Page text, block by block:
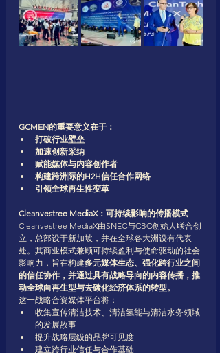
GCMEN的重要意义在于：
打破行业壁垒
加速创新采纳
赋能媒体与内容创作者
构建跨洲际的H2H信任合作网络
引领全球再生性变革
Cleanvestree MediaX：可持续影响的传播模式
Cleanvestree MediaX由SNEC与CBC创始人联合创
立，总部设于新加坡，并在全球各大洲设有代表
处。其商业模式兼顾可持续盈利与使命驱动的社会
影响力，旨在构建多元媒体生态、强化跨行业之间
的信任协作，并通过具有战略导向的内容传播，推
动全球向再生型与去碳化经济体系的转型。
这一战略合资媒体平台将：
收集宣传清洁技术、清洁氢能与清洁水务领域
的发展故事
提升战略层级的品牌可见度
建立跨行业信任与合作基础